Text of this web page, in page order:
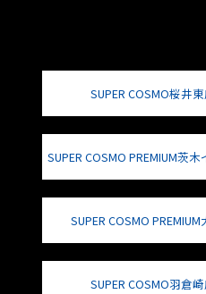
SUPER COSMO桜井
SUPER COSMO PREMIUM茨
SUPER COSMO
SUPER COSMO羽倉